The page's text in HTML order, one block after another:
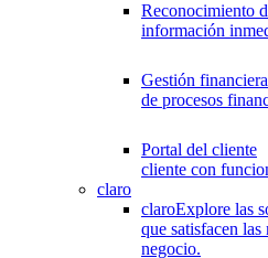
Reconocimiento
información
Gestión financiera
de procesos
Portal del cliente
cliente con
claro
claroExplore las
que satisfacen las
negocio.